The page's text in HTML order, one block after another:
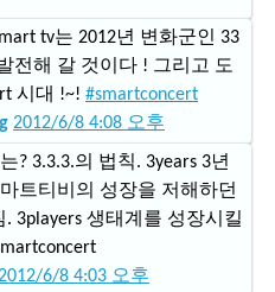
tv는 2012년 변화군인 33
전해 갈 것이다 ! 그리고 도
시대 !~! #smartconcert
2012/6/8 4:08 오후
? 3.3.3.의 법칙. 3years 3년
트티비의 성장을 저해하던
3players 생태계를 성장시킬
6/8 4:03 오후